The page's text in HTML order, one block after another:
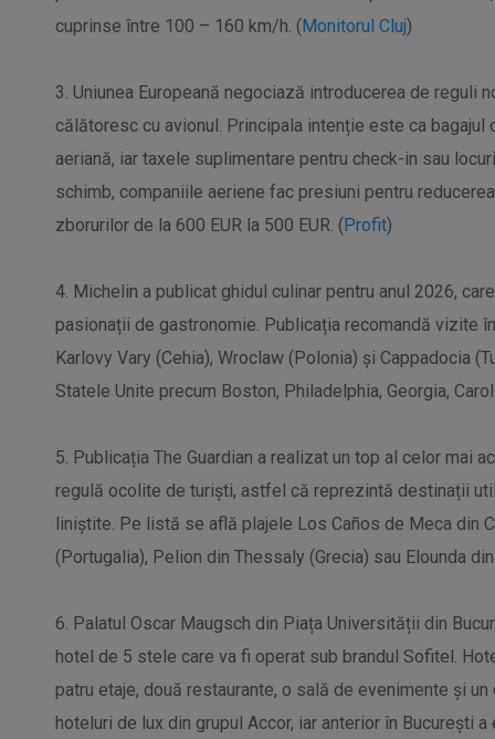
cuprinse între 100 – 160 km/h. (Monitorul Cluj)
3. Uniunea Europeană negociază introducerea de reguli
călătoresc cu avionul. Principala intenție este ca
aeriană, iar taxele suplimentare pentru check-in sau
schimb, companiile aeriene fac presiuni pentru
zborurilor de la 600 EUR la 500 EUR. (Profit)
4. Michelin a publicat ghidul culinar pentru anul 2026,
pasionații de gastronomie. Publicația recomandă vizite
Karlovy Vary (Cehia), Wroclaw (Polonia) și Cappadocia
Statele Unite precum Boston, Philadelphia, Georgia,
5. Publicația The Guardian a realizat un top al celor mai
regulă ocolite de turiști, astfel că reprezintă destinații
liniștite. Pe listă se află plajele Los Caños de Meca din
(Portugalia), Pelion din Thessaly (Grecia) sau Elounda
6. Palatul Oscar Maugsch din Piața Universității din
hotel de 5 stele care va fi operat sub brandul Sofitel.
patru etaje, două restaurante, o sală de evenimente și
hoteluri de lux din grupul Accor, iar anterior în București